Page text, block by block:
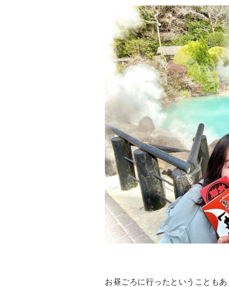
お昼ごろに行ったということも